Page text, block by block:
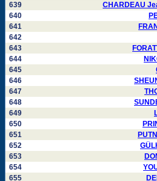
639
CHARDEAU
640
641
642
643
644
645
646
647
648
649
650
651
652
653
654
655